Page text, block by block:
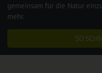
gemeinsam für die Natur
mehr.
SO